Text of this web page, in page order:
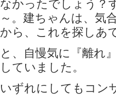
なかったでしょう？
～。建ちゃんは、気
から、これを探しあ
と、自慢気に『離れ
していました。
いずれにしてもコン